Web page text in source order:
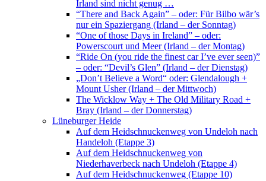
Irland sind nicht genug …
“There and Back Again” – oder: Für Bilbo wär’s
nur ein Spaziergang (Irland – der Sonntag)
“One of those Days in Ireland” – oder:
Powerscourt und Meer (Irland – der Montag)
“Ride On (you ride the finest car I’ve ever seen)”
– oder: “Devil’s Glen” (Irland – der Dienstag)
„Don’t Believe a Word“ oder: Glendalough +
Mount Usher (Irland – der Mittwoch)
The Wicklow Way + The Old Military Road +
Bray (Irland – der Donnerstag)
Lüneburger Heide
Auf dem Heidschnuckenweg von Undeloh nach
Handeloh (Etappe 3)
Auf dem Heidschnuckenweg von
Niederhaverbeck nach Undeloh (Etappe 4)
Auf dem Heidschnuckenweg (Etappe 10)